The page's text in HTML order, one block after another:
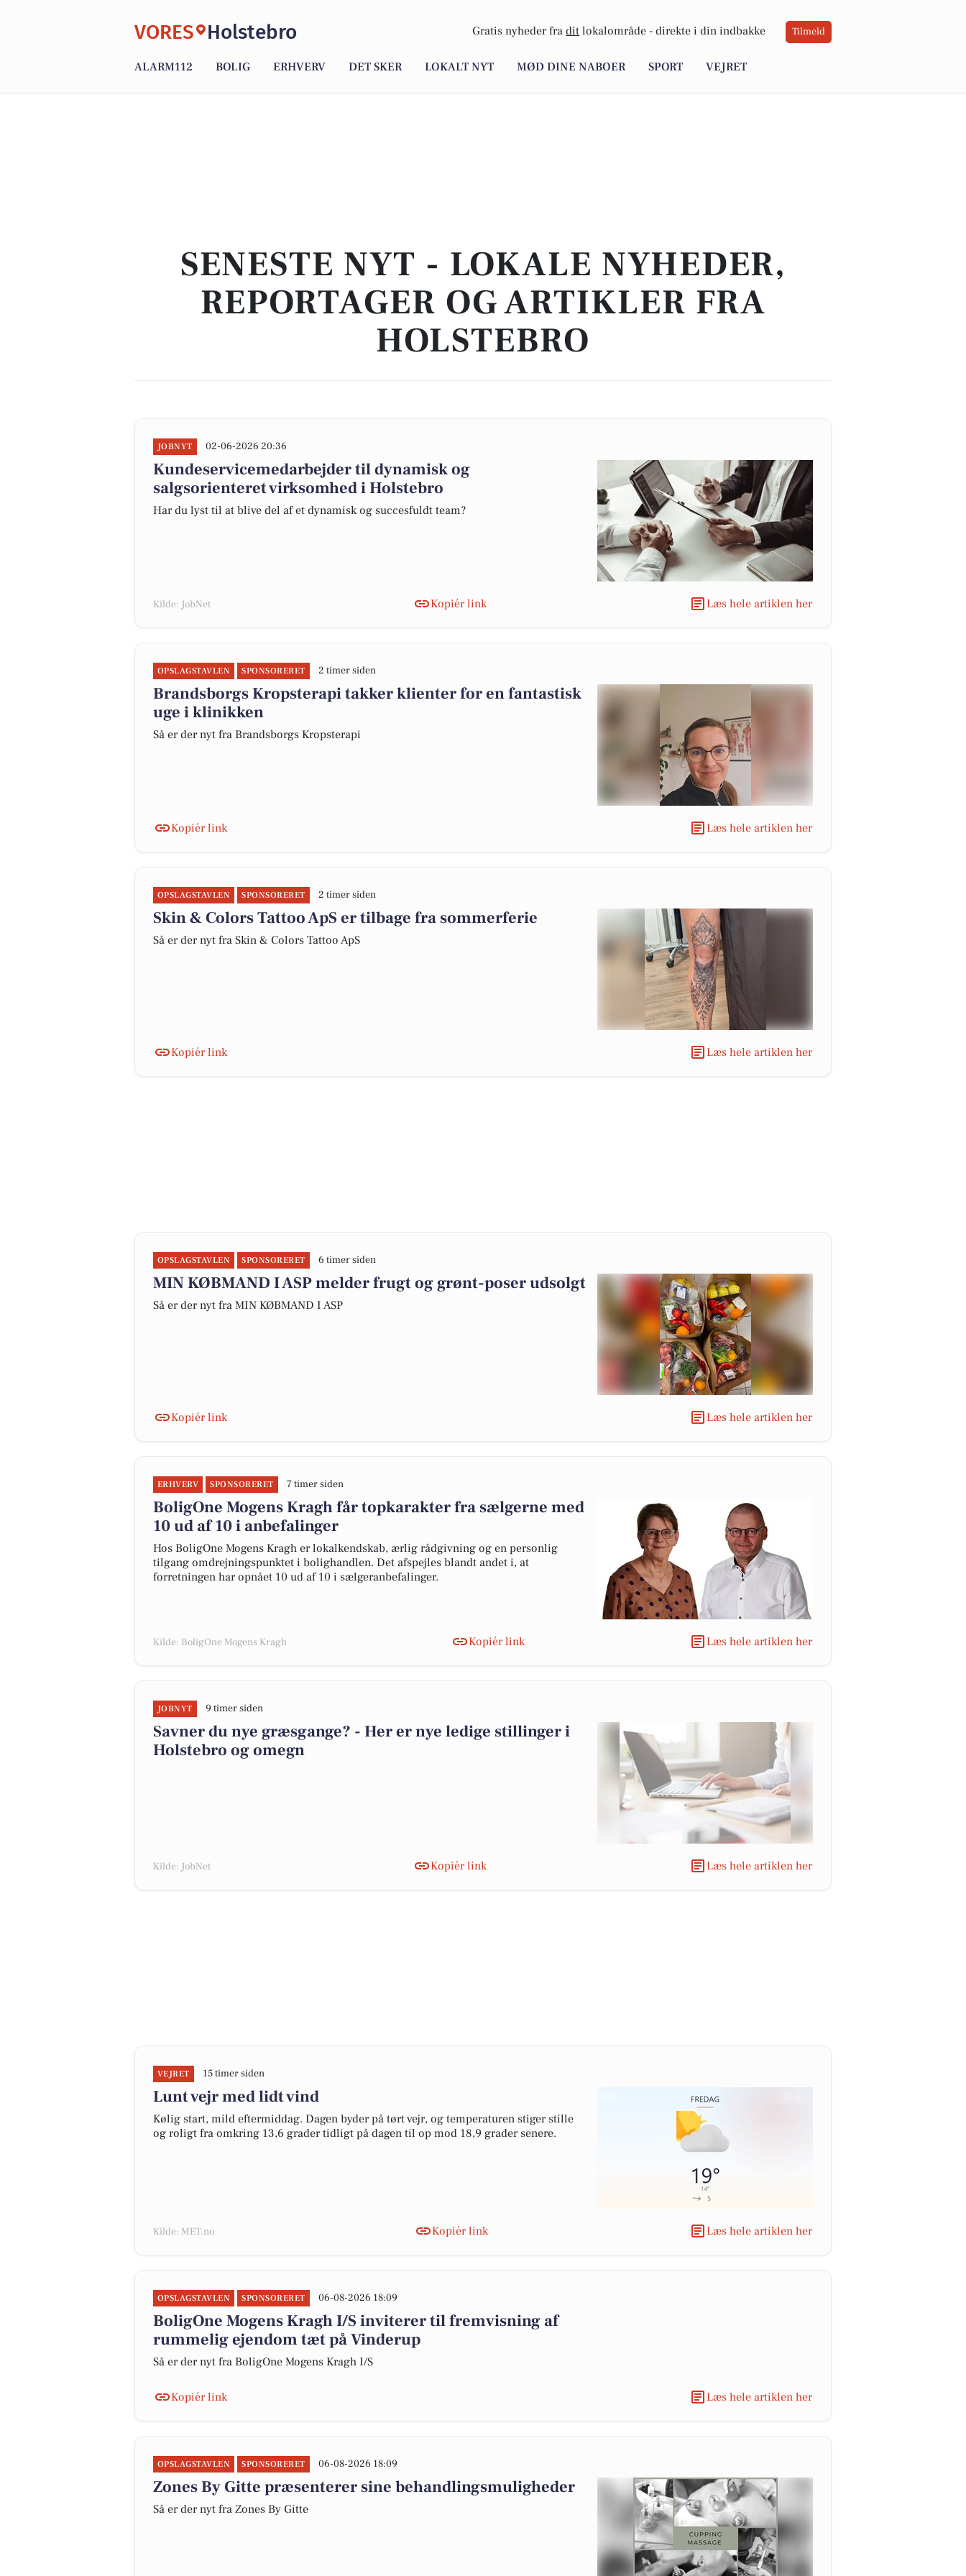
VORES Holstebro Gratis nyheder fra dit lokalområde - direkte i din indbakke Tilmeld
ALARM112 BOLIG ERHVERV DET SKER LOKALT NYT MØD DINE NABOER SPORT VEJRET
SENESTE NYT - LOKALE NYHEDER,
REPORTAGER OG ARTIKLER FRA
HOLSTEBRO
JOBNYT 02-06-2026 20:36
Kundeservicemedarbejder til dynamisk og
salgsorienteret virksomhed i Holstebro
Har du lyst til at blive del af et dynamisk og succesfuldt team?
Kilde: JobNet Kopiér link Læs hele artiklen her
OPSLAGSTAVLEN SPONSORERET 2 timer siden
Brandsborgs Kropsterapi takker klienter for en fantastisk
uge i klinikken
Så er der nyt fra Brandsborgs Kropsterapi
Kopiér link Læs hele artiklen her
OPSLAGSTAVLEN SPONSORERET 2 timer siden
Skin & Colors Tattoo ApS er tilbage fra sommerferie
Så er der nyt fra Skin & Colors Tattoo ApS
Kopiér link Læs hele artiklen her
OPSLAGSTAVLEN SPONSORERET 6 timer siden
MIN KØBMAND I ASP melder frugt og grønt-poser udsolgt
Så er der nyt fra MIN KØBMAND I ASP
Kopiér link Læs hele artiklen her
ERHVERV SPONSORERET 7 timer siden
BoligOne Mogens Kragh får topkarakter fra sælgerne med
10 ud af 10 i anbefalinger
Hos BoligOne Mogens Kragh er lokalkendskab, ærlig rådgivning og en personlig
tilgang omdrejningspunktet i bolighandlen. Det afspejles blandt andet i, at
forretningen har opnået 10 ud af 10 i sælgeranbefalinger.
Kilde: BoligOne Mogens Kragh Kopiér link Læs hele artiklen her
JOBNYT 9 timer siden
Savner du nye græsgange? - Her er nye ledige stillinger i
Holstebro og omegn
Kilde: JobNet Kopiér link Læs hele artiklen her
VEJRET 15 timer siden
Lunt vejr med lidt vind
Kølig start, mild eftermiddag. Dagen byder på tørt vejr, og temperaturen stiger stille
og roligt fra omkring 13,6 grader tidligt på dagen til op mod 18,9 grader senere.
Kilde: MET.no Kopiér link Læs hele artiklen her
OPSLAGSTAVLEN SPONSORERET 06-08-2026 18:09
BoligOne Mogens Kragh I/S inviterer til fremvisning af
rummelig ejendom tæt på Vinderup
Så er der nyt fra BoligOne Mogens Kragh I/S
Kopiér link Læs hele artiklen her
OPSLAGSTAVLEN SPONSORERET 06-08-2026 18:09
Zones By Gitte præsenterer sine behandlingsmuligheder
Så er der nyt fra Zones By Gitte